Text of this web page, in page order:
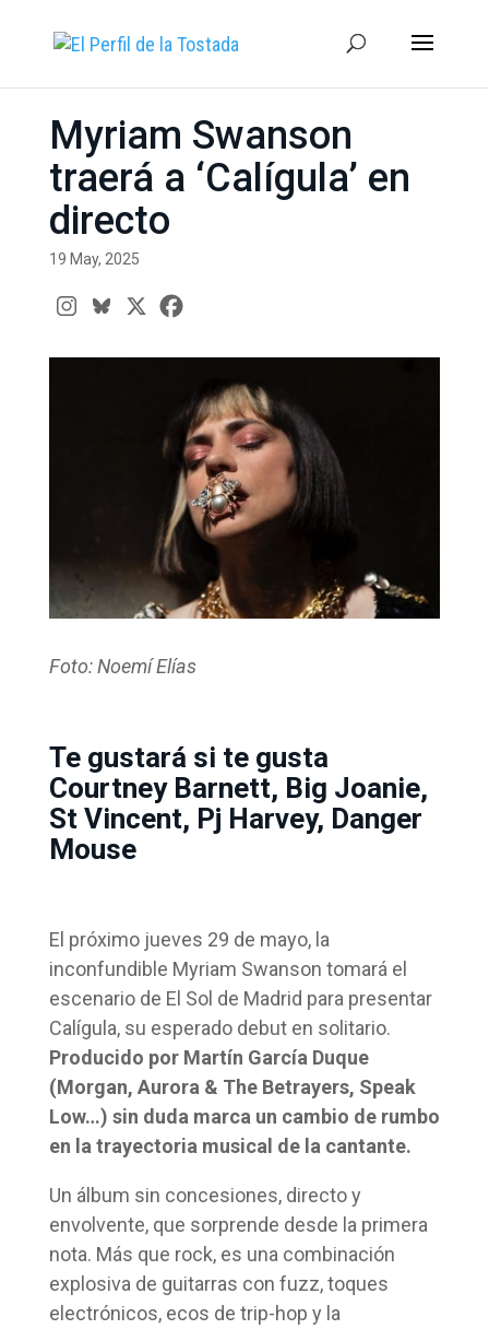
Myriam Swanson
traerá a ‘Calígula’ en
directo
19 May, 2025
Foto: Noemí Elías
Te gustará si te gusta
Courtney Barnett, Big Joanie,
St Vincent, Pj Harvey, Danger
Mouse
El próximo jueves 29 de mayo, la
inconfundible Myriam Swanson tomará el
escenario de El Sol de Madrid para presentar
Calígula, su esperado debut en solitario.
Producido por Martín García Duque
(Morgan, Aurora & The Betrayers, Speak
Low…) sin duda marca un cambio de rumbo
en la trayectoria musical de la cantante.
Un álbum sin concesiones, directo y
envolvente, que sorprende desde la primera
nota. Más que rock, es una combinación
explosiva de guitarras con fuzz, toques
electrónicos, ecos de trip-hop y la